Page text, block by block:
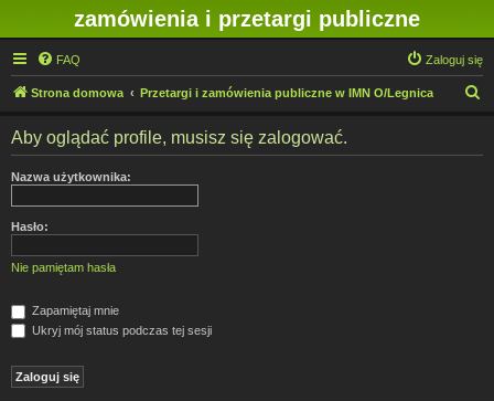
zamówienia i przetargi publiczne
FAQ Zaloguj się
Strona domowa Przetargi i zamówienia publiczne w IMN O/Legnica
Aby oglądać profile, musisz się zalogować.
Nazwa użytkownika:
Hasło:
Nie pamiętam hasła
Zapamiętaj mnie
Ukryj mój status podczas tej sesji